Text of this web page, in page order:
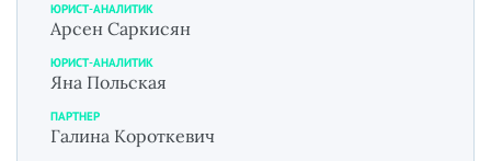
ЮРИСТ-АНАЛИТИК
Арсен Саркисян
ЮРИСТ-АНАЛИТИК
Яна Польская
ПАРТНЕР
Галина Короткевич